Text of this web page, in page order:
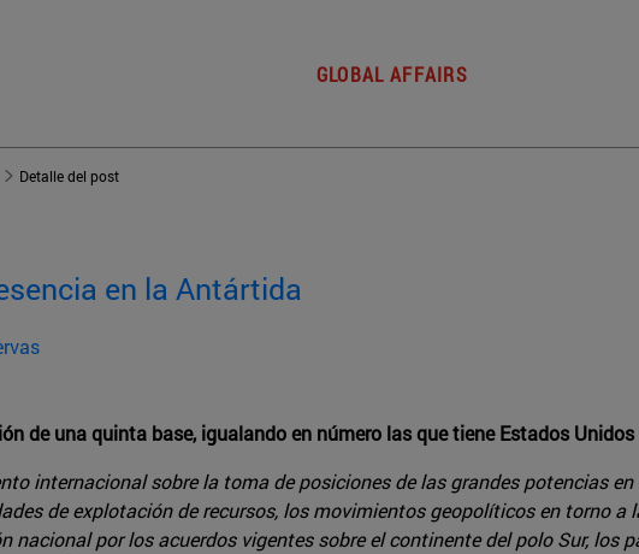
GLOBAL AFFAIRS
Detalle del post
en la Antártida
de una quinta base, igualando en número las que tiene Estados Unidos
internacional sobre la toma de posiciones de las grandes potencias
de explotación de recursos, los movimientos geopolíticos en torno
nacional por los acuerdos vigentes sobre el continente del polo Sur, los